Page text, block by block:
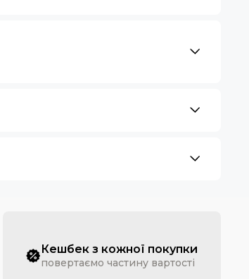
Кешбек з кожної покупки
повертаємо частину вартості